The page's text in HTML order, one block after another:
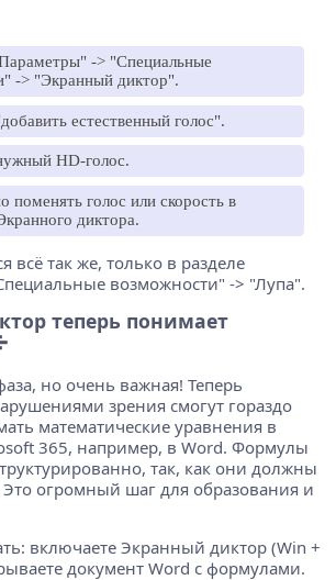
-> "Специальные
-> "Экранный диктор".
естественный голос".
HD-голос.
поменять голос или скорость в
диктора.
всё так же, только в разделе
возможности" -> "Лупа".
теперь понимает
но очень важная! Теперь
зрения смогут гораздо
математические уравнения в
365, например, в Word. Формулы
так, как они должны
огромный шаг для образования и
включаете Экранный диктор (Win +
документ Word с формулами.